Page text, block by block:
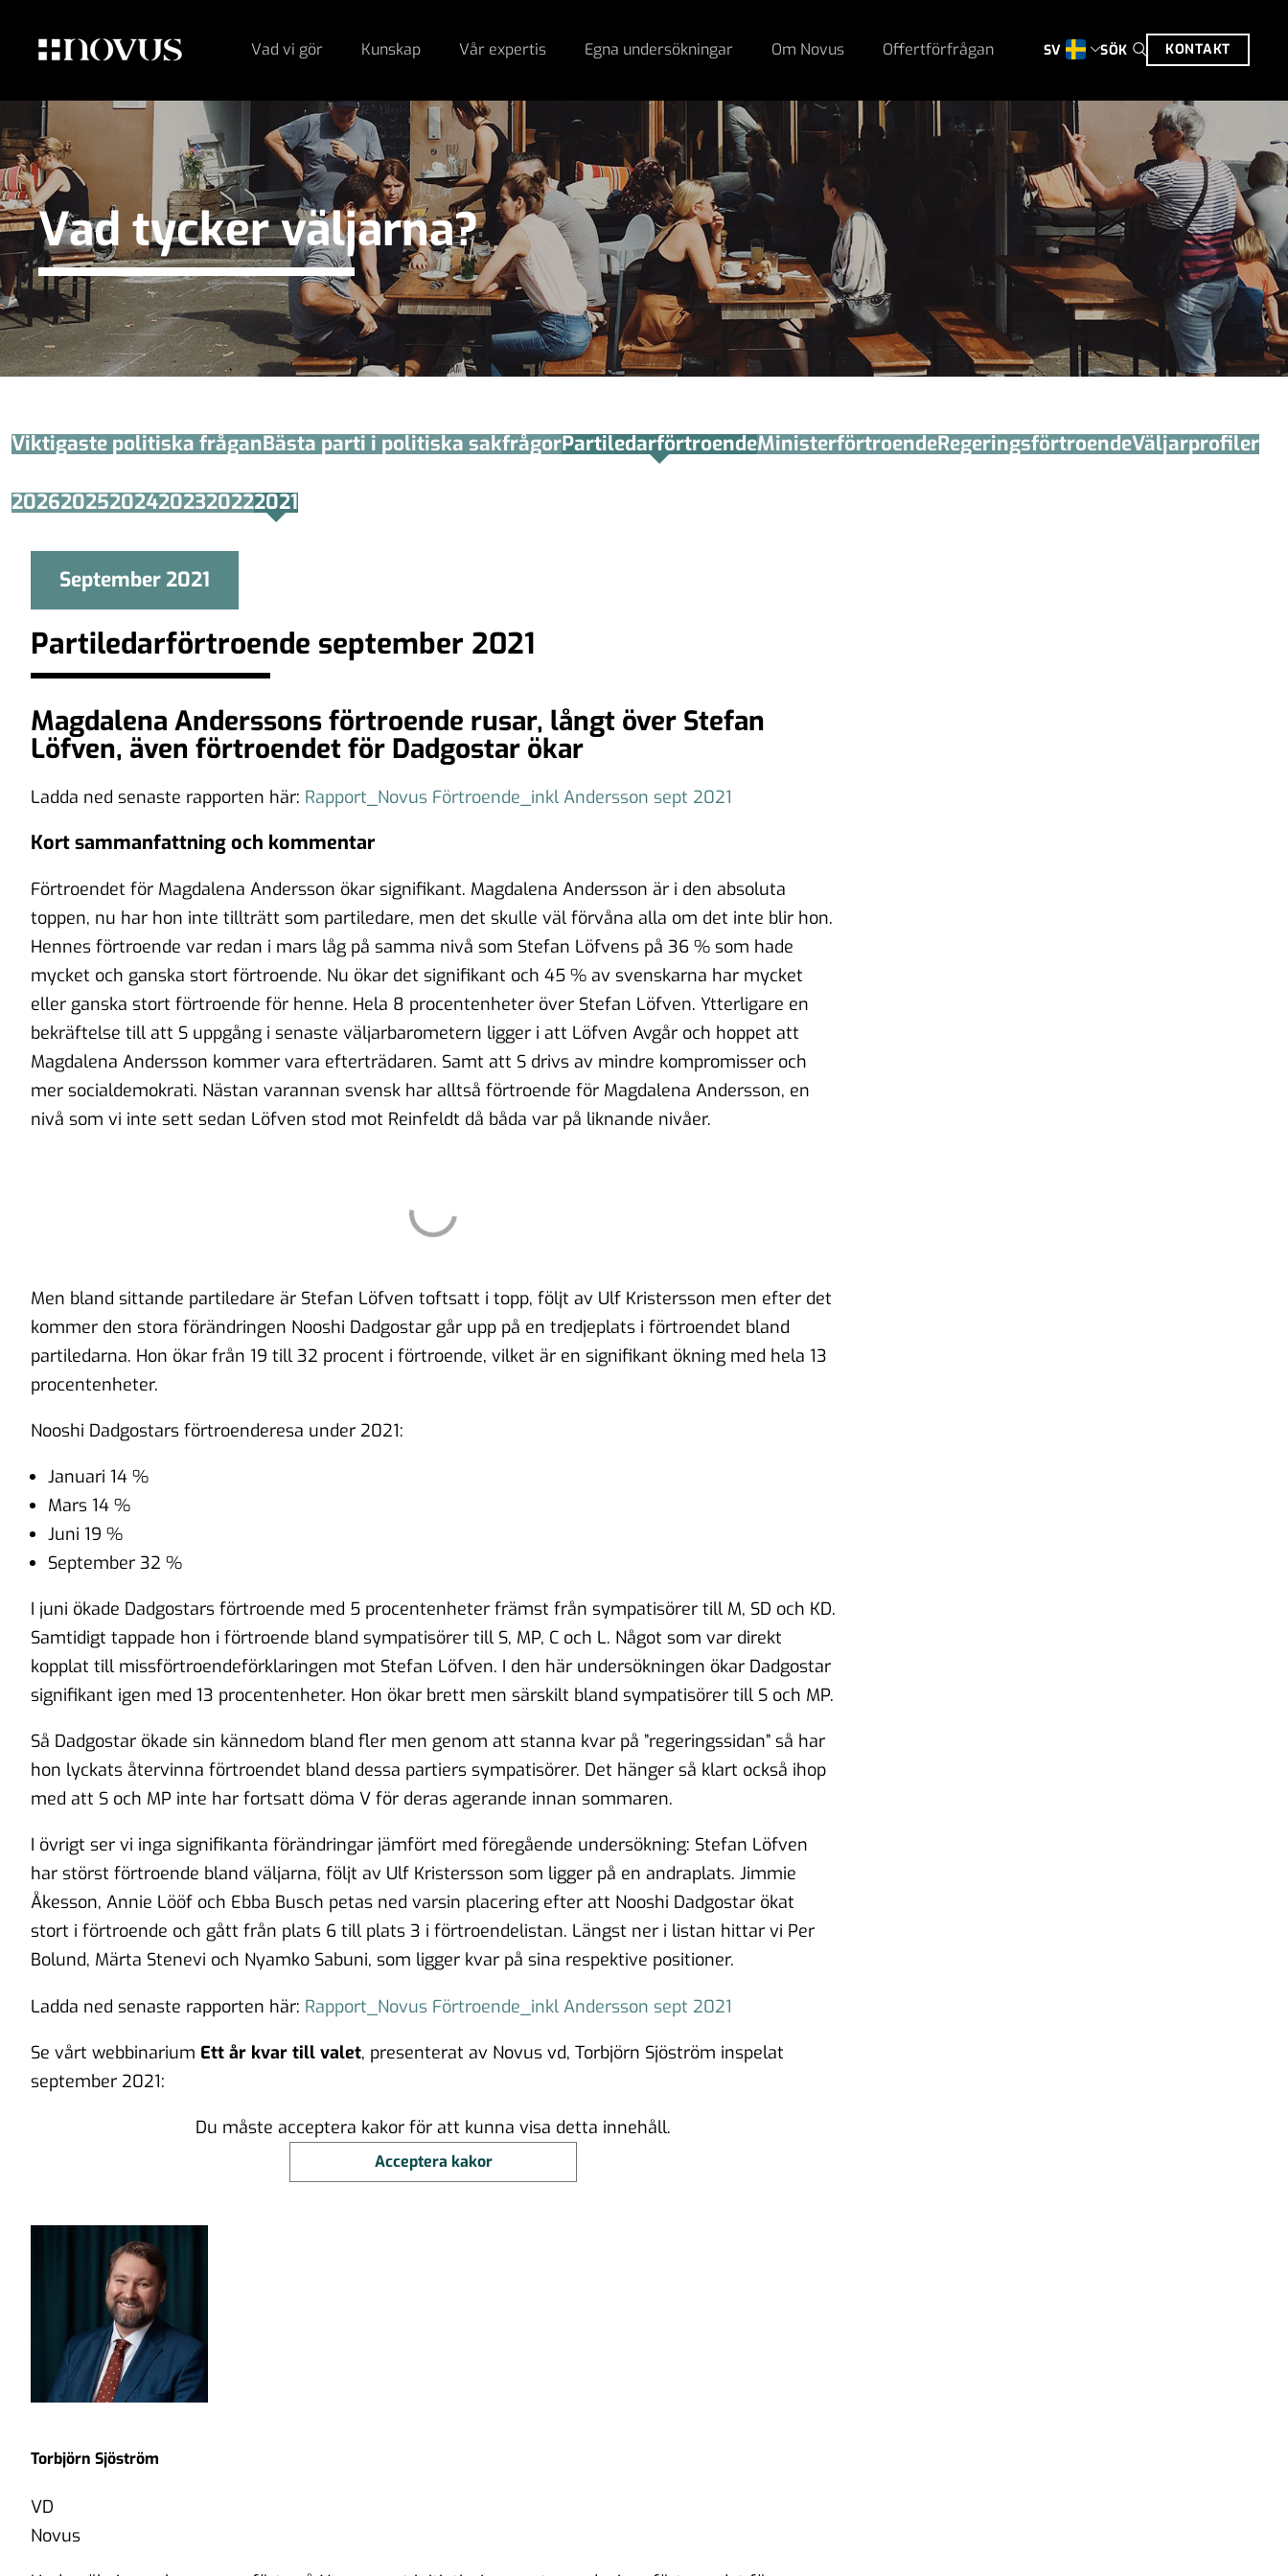
Vad vi gör Kunskap Vår expertis Egna undersökningar Om Novus Offertförfrågan SV SÖK KONTAKT
Vad tycker väljarna?
Viktigaste politiska fråganBästa parti i politiska sakfrågorPartiledar­förtroendeMinister­­förtroendeRegerings­förtroendeVäljarprofiler
202620252024202320222021
September 2021
Partiledarförtroende september 2021
Magdalena Anderssons förtroende rusar, långt över Stefan
Löfven, även förtroendet för Dadgostar ökar
Ladda ned senaste rapporten här: Rapport_Novus Förtroende_inkl Andersson sept 2021
Kort sammanfattning och kommentar
Förtroendet för Magdalena Andersson ökar signifikant. Magdalena Andersson är i den absoluta
toppen, nu har hon inte tillträtt som partiledare, men det skulle väl förvåna alla om det inte blir hon.
Hennes förtroende var redan i mars låg på samma nivå som Stefan Löfvens på 36 % som hade
mycket och ganska stort förtroende. Nu ökar det signifikant och 45 % av svenskarna har mycket
eller ganska stort förtroende för henne. Hela 8 procentenheter över Stefan Löfven. Ytterligare en
bekräftelse till att S uppgång i senaste väljarbarometern ligger i att Löfven Avgår och hoppet att
Magdalena Andersson kommer vara efterträdaren. Samt att S drivs av mindre kompromisser och
mer socialdemokrati. Nästan varannan svensk har alltså förtroende för Magdalena Andersson, en
nivå som vi inte sett sedan Löfven stod mot Reinfeldt då båda var på liknande nivåer.
Men bland sittande partiledare är Stefan Löfven toftsatt i topp, följt av Ulf Kristersson men efter det
kommer den stora förändringen Nooshi Dadgostar går upp på en tredjeplats i förtroendet bland
partiledarna. Hon ökar från 19 till 32 procent i förtroende, vilket är en signifikant ökning med hela 13
procentenheter.
Nooshi Dadgostars förtroenderesa under 2021:
Januari 14 %
Mars 14 %
Juni 19 %
September 32 %
I juni ökade Dadgostars förtroende med 5 procentenheter främst från sympatisörer till M, SD och KD.
Samtidigt tappade hon i förtroende bland sympatisörer till S, MP, C och L. Något som var direkt
kopplat till missförtroendeförklaringen mot Stefan Löfven. I den här undersökningen ökar Dadgostar
signifikant igen med 13 procentenheter. Hon ökar brett men särskilt bland sympatisörer till S och MP.
Så Dadgostar ökade sin kännedom bland fler men genom att stanna kvar på ”regeringssidan” så har
hon lyckats återvinna förtroendet bland dessa partiers sympatisörer. Det hänger så klart också ihop
med att S och MP inte har fortsatt döma V för deras agerande innan sommaren.
I övrigt ser vi inga signifikanta förändringar jämfört med föregående undersökning: Stefan Löfven
har störst förtroende bland väljarna, följt av Ulf Kristersson som ligger på en andraplats. Jimmie
Åkesson, Annie Lööf och Ebba Busch petas ned varsin placering efter att Nooshi Dadgostar ökat
stort i förtroende och gått från plats 6 till plats 3 i förtroendelistan. Längst ner i listan hittar vi Per
Bolund, Märta Stenevi och Nyamko Sabuni, som ligger kvar på sina respektive positioner.
Ladda ned senaste rapporten här: Rapport_Novus Förtroende_inkl Andersson sept 2021
Se vårt webbinarium Ett år kvar till valet, presenterat av Novus vd, Torbjörn Sjöström inspelat
september 2021:
Du måste acceptera kakor för att kunna visa detta innehåll.
Acceptera kakor
Torbjörn Sjöström
VD
Novus